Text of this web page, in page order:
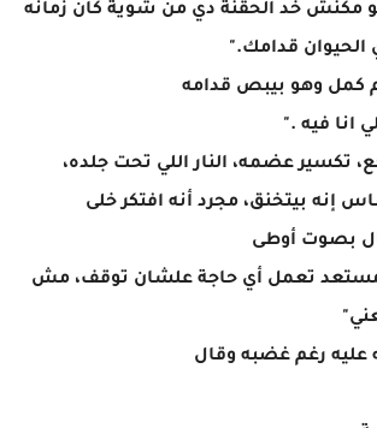
لو مكنش خد الحقنة دي من شوية كان زمانه
الحيوان قدامك."
كمل وهو بيبص قدامه
انا فيه ."
تكسير عضمه، النار اللي تحت جلده،
إنه بيتخنق، مجرد أنه افتكر خلى
بصوت أوطى
مستعد تعمل أي حاجة علشان توقف، مش
عليه رغم غضبه وقال